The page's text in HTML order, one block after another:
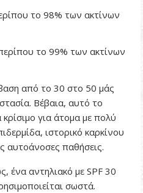
το 98% των ακτίνων
το 99% των ακτίνων
από το 30 στο 50 μάς
Βέβαια, αυτό το
κρίσιμο για άτομα με πολύ
ιστορικό καρκίνου
αυτοάνοσες παθήσεις.
ένα αντηλιακό με SPF 30
σωστά.